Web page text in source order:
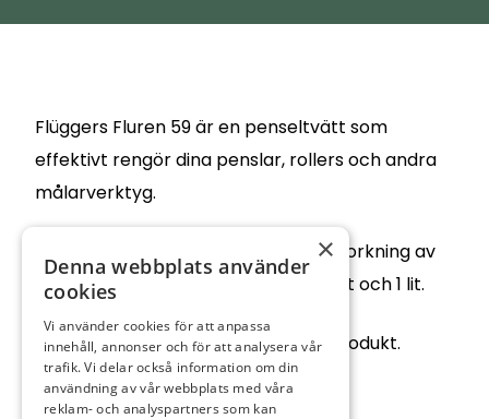
Flüggers Fluren 59 är en penseltvätt som
effektivt rengör dina penslar, rollers och andra
målarverktyg.
Mjukar även upp och förebygger uttorkning av
dina verktyg. Finns i storlekarna 0,5 lit och 1 lit.
Denna vecka har vi 25% på denna produkt.
×
Denna webbplats använder
cookies
Vi använder cookies för att anpassa
innehåll, annonser och för att analysera vår
trafik. Vi delar också information om din
användning av vår webbplats med våra
reklam- och analyspartners som kan